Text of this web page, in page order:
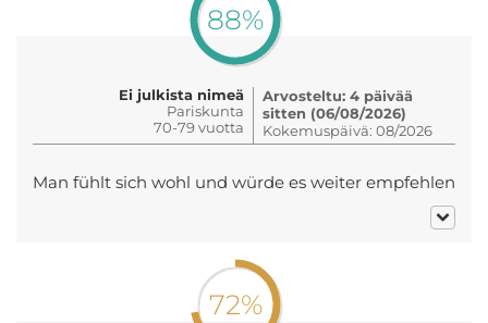
88%
Ei julkista nimeä
Pariskunta
70-79 vuotta
Arvosteltu: 4 päivää
sitten (06/08/2026)
Kokemuspäivä: 08/2026
Man fühlt sich wohl und würde es weiter empfehlen
72%